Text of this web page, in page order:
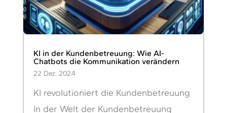
KI in der Kundenbetreuung: Wie AI-
Chatbots die Kommunikation verändern
22 Dez. 2024
KI revolutioniert die Kundenbetreuung
In der Welt der Kundenbetreuung